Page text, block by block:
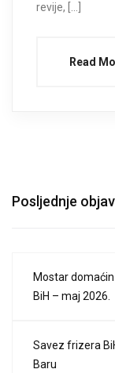
revije, […]
Read
Posljednje
Mostar
BiH – maj 2026.
Savez frizera
Baru